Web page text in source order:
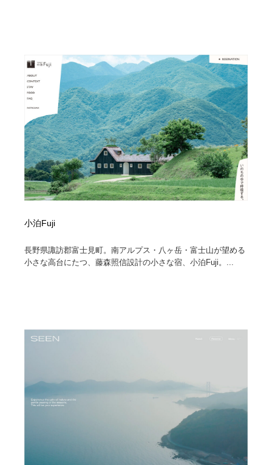
小泊Fuji
長野県諏訪郡富士見町。南アルプス・八ヶ岳・富士山が望める
小さな高台にたつ、藤森照信設計の小さな宿、小泊Fuji。...